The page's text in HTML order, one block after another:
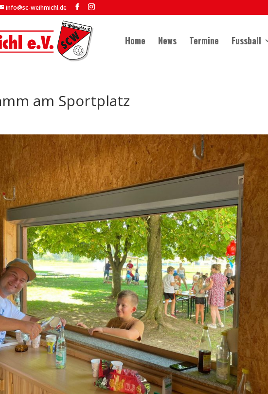
info@sc-weihmichl.de
Home News Termine Fussball
am Sportplatz